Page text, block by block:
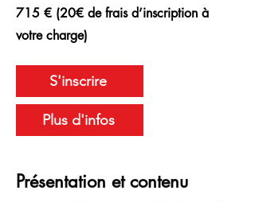
715 € (20€ de frais d’inscription à
votre charge)
S'inscrire
Plus d'infos
Présentation et contenu